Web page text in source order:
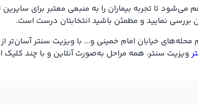
تا تجربه بیماران را به منبعی معتبر برای
بررسی نمایید و مطمئن باشید انتخابتان درست است.
خیابان امام خمینی و... با ویزیت سنتر
ویزیت سنتر، همه مراحل به‌صورت آنلاین و با چند